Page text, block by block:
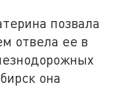
позвала
отвела ее в
она